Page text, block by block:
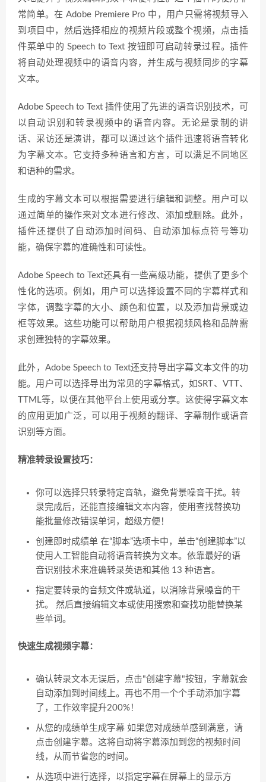
常简单。在 Adobe Premiere Pro 中，用户只需将视频导入
到项目中，然后选择相应的视频片段或整个视频，点击插
件菜单中的 Speech to Text 按钮即可启动转录过程。插件
将自动处理视频中的语音内容，并生成与视频同步的字幕
文本。
Adobe Speech to Text 插件使用了先进的语音识别技术，可
以自动识别和转录视频中的语音内容。无论是录制的讲
话、采访还是演讲，都可以通过这个插件迅速将语音转化
为字幕文本。它支持多种语言和方言，可以满足不同地区
和语种的需求。
生成的字幕文本可以根据需要进行编辑和调整。用户可以
通过简单的操作来对文本进行修改、添加或删除。此外，
插件还提供了自动添加时间码、自动添加标点符号等功
能，确保字幕的准确性和可读性。
Adobe Speech to Text还具有一些高级功能，提供了更多个
性化的选项。例如，用户可以选择设置不同的字幕样式和
字体，调整字幕的大小、颜色和位置，以及添加背景或边
框等效果。这些功能可以帮助用户根据视频风格和品牌需
求创建独特的字幕效果。
此外，Adobe Speech to Text还支持导出字幕文本文件的功
能。用户可以选择导出为常见的字幕格式，如SRT、VTT、
TTML等，以便在其他平台上使用或分享。这使得字幕文本
的应用更加广泛，可以用于视频的翻译、字幕制作或语音
识别等方面。
精准转录设置技巧：
你可以选择只转录特定音轨，避免背景噪音干扰。转
录完成后，还能直接编辑文本内容，使用查找替换功
能批量修改错误单词，超级方便！
创建即时成绩单 在“脚本”选项卡中，单击“创建脚本”以
使用人工智能自动将语音转换为文本。依靠最好的语
音识别技术来准确转录英语和其他 13 种语言。
指定要转录的音频文件或轨道，以消除背景噪音的干
扰。 然后直接编辑文本或使用搜索和查找功能替换某
些单词。
快速生成视频字幕：
确认转录文本无误后，点击"创建字幕"按钮，字幕就会
自动添加到时间线上。再也不用一个个手动添加字幕
了，工作效率提升200%！
从您的成绩单生成字幕 如果您对成绩单感到满意，请
点击创建字幕。这将自动将字幕添加到您的视频时间
线，从而节省您的时间。
从选项中进行选择，以指定字幕在屏幕上的显示方